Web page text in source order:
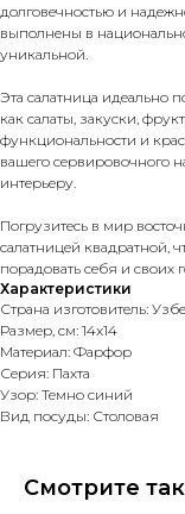
долговечностью и
выполнены в
уникальной.
Эта салатница идеально
как салаты, закуски,
функциональности и
вашего сервировочного
интерьеру.
Погрузитесь в мир
салатницей квадратной,
порадовать себя и своих
Характеристики
Страна изготовитель:
Размер, см: 14х14
Материал: Фарфор
Серия: Пахта
Узор: Темно синий
Вид посуды: Столовая
Смотрите